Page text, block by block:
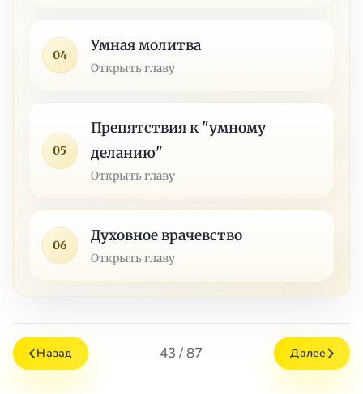
04
Умная молитва
Открыть главу
05
Препятствия к "умному
деланию"
Открыть главу
06
Духовное врачевство
Открыть главу
Назад 43 / 87 Далее